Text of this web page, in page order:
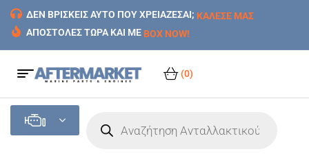
ΔΕΝ ΒΡΙΣΚΕΙΣ ΑΥΤΟ ΠΟΥ ΧΡΕΙΑΖΕΣΑΙ; ΚΑΛΕΣΕ ΜΑΣ
ΑΠΟΣΤΟΛΕΣ ΤΩΡΑ ΚΑΙ ΜΕ BOX NOW!
(0)